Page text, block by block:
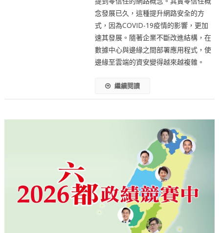
念發展已久，這種提升網路安全的方
式，因為COVID-19疫情的影響，更加
速其發展。隨著企業不斷改進結構，在
數據中心與邊緣之間部署應用程式，使
邊緣至雲端的資安變得越來越複雜。
繼續閱讀